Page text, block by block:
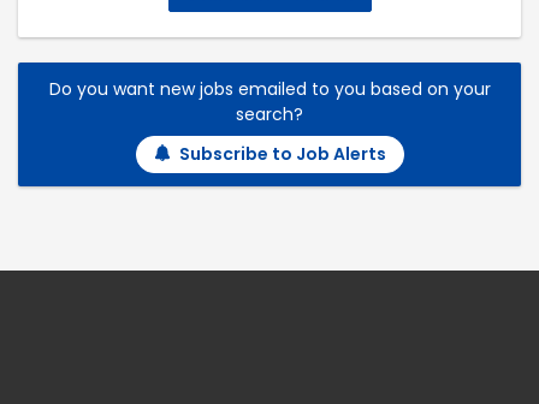
Do you want new jobs emailed to you based on your
search?
Subscribe to Job Alerts